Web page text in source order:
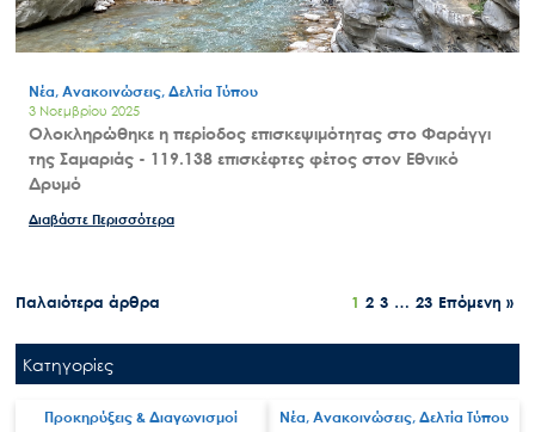
Νέα, Ανακοινώσεις, Δελτία Τύπου
3 Νοεμβρίου 2025
Ολοκληρώθηκε η περίοδος επισκεψιμότητας στο Φαράγγι
της Σαμαριάς - 119.138 επισκέφτες φέτος στον Εθνικό
Δρυμό
Διαβάστε Περισσότερα
Πλοήγηση
Παλαιότερα άρθρα 1 2 3 … 23 Επόμενη »
Κατηγορίες
Προκηρύξεις & Διαγωνισμοί Νέα, Ανακοινώσεις, Δελτία Τύπου